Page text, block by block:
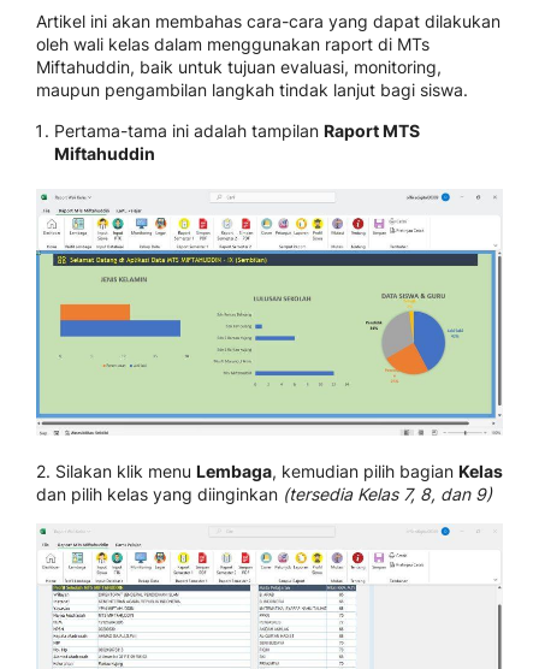
Artikel ini akan membahas cara-cara yang dapat dilakukan
oleh wali kelas dalam menggunakan raport di MTs
Miftahuddin, baik untuk tujuan evaluasi, monitoring,
maupun pengambilan langkah tindak lanjut bagi siswa.
Pertama-tama ini adalah tampilan Raport MTS
Miftahuddin
2. Silakan klik menu Lembaga, kemudian pilih bagian Kelas
dan pilih kelas yang diinginkan (tersedia Kelas 7, 8, dan 9)